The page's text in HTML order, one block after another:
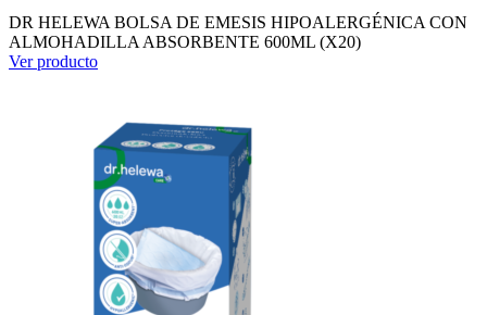
DR HELEWA BOLSA DE EMESIS HIPOALERGÉNICA CON
ALMOHADILLA ABSORBENTE 600ML (X20)
Ver producto